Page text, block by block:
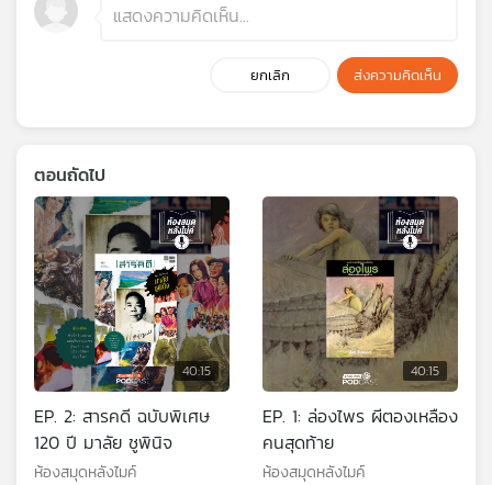
ยกเลิก ส่งความคิดเห็น
ตอนถัดไป
40:15
EP. 2: สารคดี ฉบับพิเศษ
120 ปี มาลัย ชูพินิจ
ห้องสมุดหลังไมค์
40:15
EP. 1: ล่องไพร ผีตองเหลือง
คนสุดท้าย
ห้องสมุดหลังไมค์